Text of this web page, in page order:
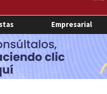
Empresarial